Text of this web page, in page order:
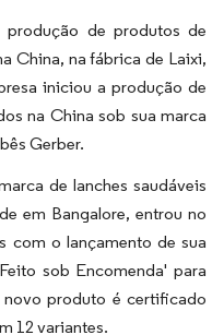
produção de produtos de
China, na fábrica de Laixi,
iniciou a produção de
na China sob sua marca
Gerber.
de lanches saudáveis
em Bangalore, entrou no
com o lançamento de sua
sob Encomenda' para
novo produto é certificado
12 variantes.